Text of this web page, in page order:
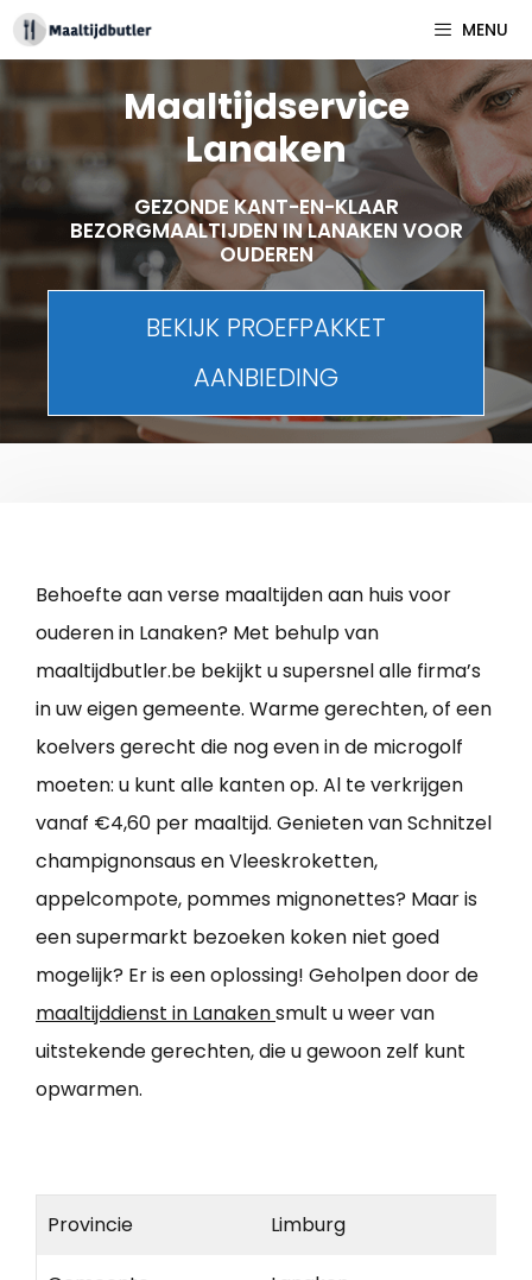
Spring
naar
inhoud
MENU
Maaltijdservice
Lanaken
GEZONDE KANT-EN-KLAAR
BEZORGMAALTIJDEN IN LANAKEN VOOR
OUDEREN
BEKIJK PROEFPAKKET
AANBIEDING
Behoefte aan verse maaltijden aan huis voor
ouderen in Lanaken? Met behulp van
maaltijdbutler.be bekijkt u supersnel alle firma’s
in uw eigen gemeente. Warme gerechten, of een
koelvers gerecht die nog even in de microgolf
moeten: u kunt alle kanten op. Al te verkrijgen
vanaf €4,60 per maaltijd. Genieten van Schnitzel
champignonsaus en Vleeskroketten,
appelcompote, pommes mignonettes? Maar is
een supermarkt bezoeken koken niet goed
mogelijk? Er is een oplossing! Geholpen door de
maaltijddienst in Lanakensmult u weer van
uitstekende gerechten, die u gewoon zelf kunt
opwarmen.
Provincie Limburg